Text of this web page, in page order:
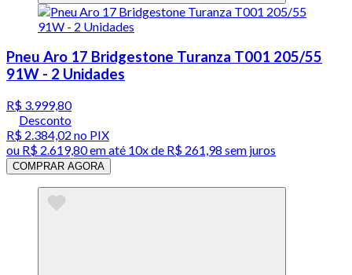
Pneu Aro 17 Bridgestone Turanza T001 205/55
91W - 2 Unidades
R$ 3.999,80
Desconto
R$ 2.384,02 no PIX
ou R$ 2.619,80em até 10x de R$ 261,98 sem juros
COMPRAR AGORA